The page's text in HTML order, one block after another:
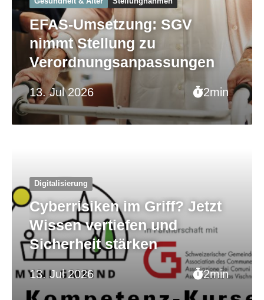
13. Jul 2026 2min
EFAS-Umsetzung: SGV
nimmt Stellung zu
Verordnungsanpassungen
13. Jul 2026 2min
Digitalisierung
Cyberrisiken im Griff? Jetzt
Wissen vertiefen und
Sicherheit stärken